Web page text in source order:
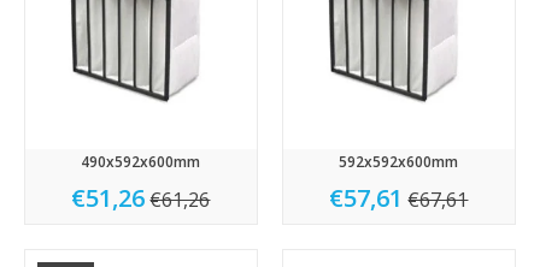
490x592x600mm
€51,26 €61,26
592x592x600mm
€57,61 €67,61